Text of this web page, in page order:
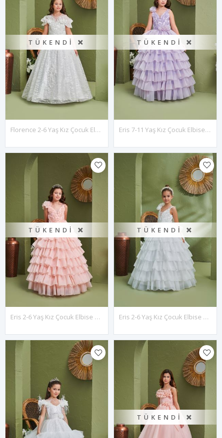
TÜKENDI ❌
Florence 2-6 Yaş Kız Çocuk Elbise 20181 Kırık Beyaz
TÜKENDI ❌
Eris 7-11 Yaş Kız Çocuk Elbise 30179 Lila
TÜKENDI ❌
Eris 2-6 Yaş Kız Çocuk Elbise 20179 Somon
TÜKENDI ❌
Eris 2-6 Yaş Kız Çocuk Elbise 20179 Kırık Beyaz
TÜKENDI ❌